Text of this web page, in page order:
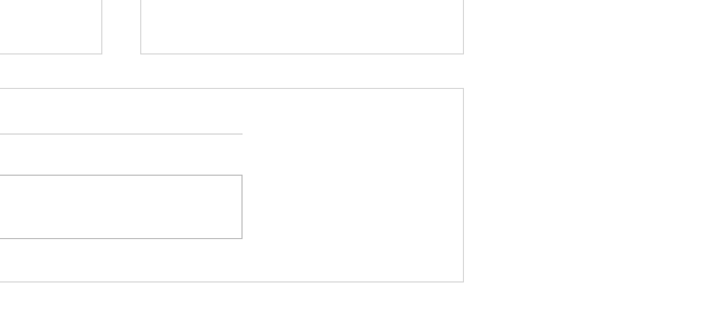
Capa Térmica sextavada